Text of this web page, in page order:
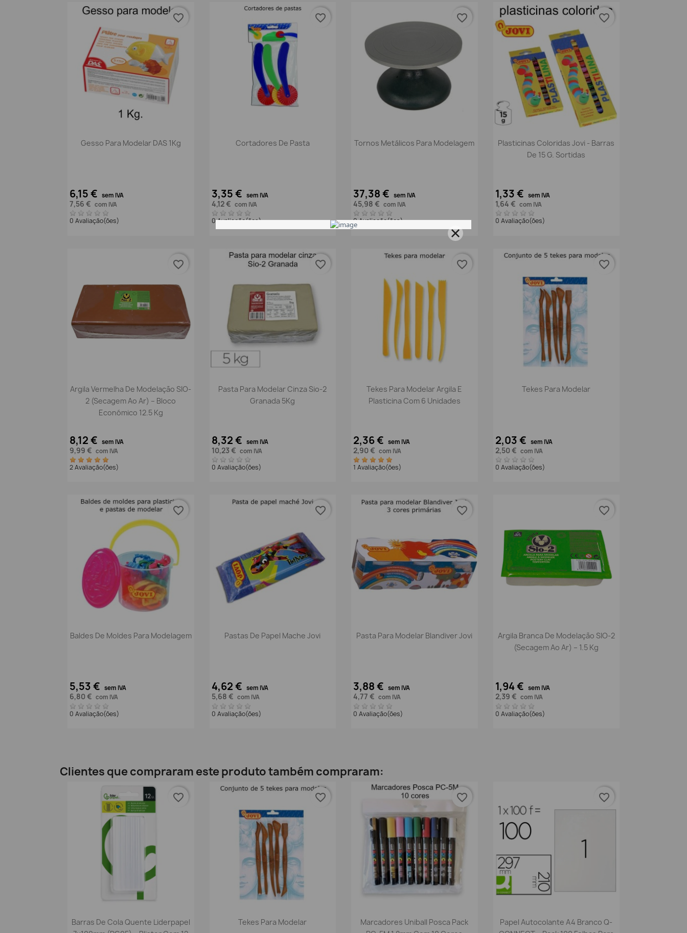
Vista rápida
Gesso Para Modelar DAS 1Kg
6,15 € sem IVA
7,56 € com IVA
0 Avaliação(ões)
favorite_border
Vista rápida
Cortadores De Pasta
3,35 € sem IVA
4,12 € com IVA
0 Avaliação(ões)
favorite_border
Vista rápida
Tornos Metálicos Para Modelagem
37,38 € sem IVA
45,98 € com IVA
0 Avaliação(ões)
favorite_border
Vista rápida
Plasticinas Coloridas Jovi - Barras
De 15 G. Sortidas
1,33 € sem IVA
1,64 € com IVA
0 Avaliação(ões)
favorite_border
Vista rápida
Argila Vermelha De Modelação SIO-
2 (Secagem Ao Ar) – Bloco
Económico 12.5 Kg
8,12 € sem IVA
9,99 € com IVA
2 Avaliação(ões)
favorite_border
Vista rápida
Pasta Para Modelar Cinza Sio-2
Granada 5Kg
8,32 € sem IVA
10,23 € com IVA
0 Avaliação(ões)
favorite_border
Vista rápida
Tekes Para Modelar Argila E
Plasticina Com 6 Unidades
2,36 € sem IVA
2,90 € com IVA
1 Avaliação(ões)
favorite_border
Vista rápida
Tekes Para Modelar
2,03 € sem IVA
2,50 € com IVA
0 Avaliação(ões)
favorite_border
Vista rápida
Baldes De Moldes Para Modelagem
5,53 € sem IVA
6,80 € com IVA
0 Avaliação(ões)
favorite_border
 Vista rápida
Pastas De Papel Mache Jovi
4,62 € sem IVA
5,68 € com IVA
0 Avaliação(ões)
favorite_border
Vista rápida
Pasta Para Modelar Blandiver Jovi
3,88 € sem IVA
4,77 € com IVA
0 Avaliação(ões)
favorite_border
Vista rápida
Argila Branca De Modelação SIO-2
(Secagem Ao Ar) – 1.5 Kg
1,94 € sem IVA
2,39 € com IVA
0 Avaliação(ões)
favorite_border
Clientes que compraram este produto também compraram:
Vista rápida
Barras De Cola Quente Liderpapel
favorite_border
Vista rápida
Tekes Para Modelar
favorite_border
Vista rápida
Marcadores Uniball Posca Pack
favorite_border
Vista rápida
Papel Autocolante A4 Branco Q-
favorite_border